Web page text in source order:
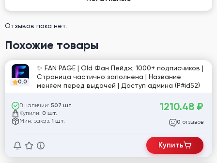
Отзывов пока нет.
Похожие товары
0.0
✨ FAN PAGE | Old Фан Пейдж; 1000+ подписчиков |
Страница частично заполнена | Название
меняем перед выдачей | Доступ админа (P#id52)
В наличии: 507 шт.
Купили: 0 шт.
Мин. заказ: 1 шт.
1210.48 ₽
0 отзывов
Купить